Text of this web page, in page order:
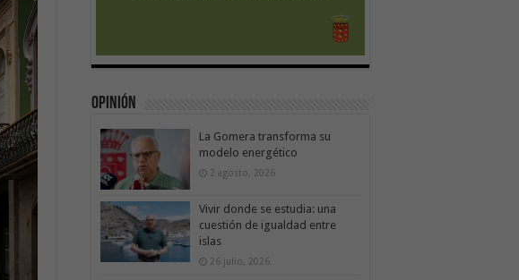
Opinión
La Gomera transforma su
modelo energético
2 agosto, 2026
Vivir donde se estudia: una
cuestión de igualdad entre
islas
26 julio, 2026